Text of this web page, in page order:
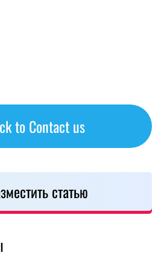
to Contact us
статью